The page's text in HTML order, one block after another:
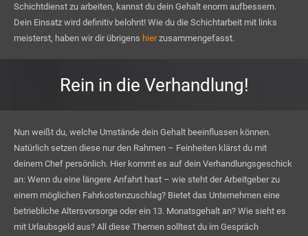
Schichtdienst zu arbeiten, kannst du dein Gehalt enorm aufbessern.
Dein Einsatz wird definitiv belohnt! Wie du die Schichtarbeit mit links
meisterst, haben wir dir übrigens hierzusammengefasst.
Rein in die Verhandlung!
Nun weißt du, welche Umstände dein Gehalt beeinflussen können.
Natürlich setzen diese nur den Rahmen – Feinheiten klärst du mit
deinem Chef persönlich. Hier kommt es auf dein Verhandlungsgeschick
an: Wenn du eine längere Anfahrt hast – wie steht der Arbeitgeber zu
einem möglichen Fahrkostenzuschlag? Bietet das Unternehmen eine
betriebliche Altersvorsorge oder ein 13. Monatsgehalt an? Wie sieht es
mit Urlaubsgeld aus? All diese Themen solltest du im Gespräch